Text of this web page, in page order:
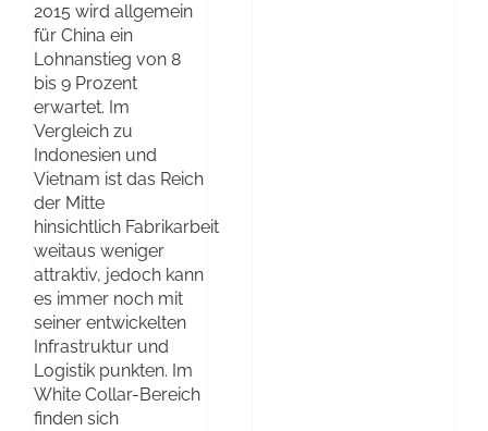
2015 wird allgemein
für China ein
Lohnanstieg von 8
bis 9 Prozent
erwartet. Im
Vergleich zu
Indonesien und
Vietnam ist das Reich
der Mitte
hinsichtlich Fabrikarbeit
weitaus weniger
attraktiv, jedoch kann
es immer noch mit
seiner entwickelten
Infrastruktur und
Logistik punkten. Im
White Collar-Bereich
finden sich